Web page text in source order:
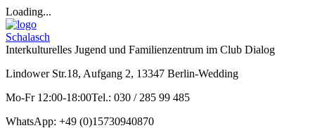
Loading...
Schalasch
Interkulturelles Jugend und Familienzentrum im Club Dialog
Lindower Str.18, Aufgang 2, 13347 Berlin-Wedding
Mo-Fr 12:00-18:00Tel.: 030 / 285 99 485
WhatsApp: +49 (0)15730940870